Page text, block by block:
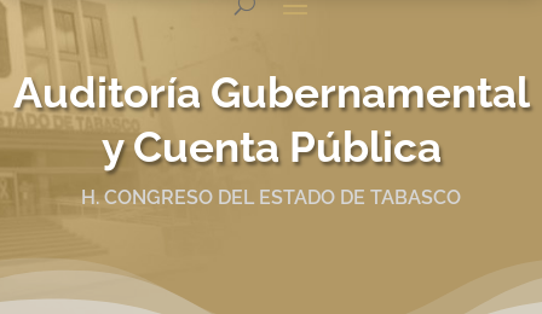
Auditoría Gubernamental
y Cuenta Pública
H. CONGRESO DEL ESTADO DE TABASCO